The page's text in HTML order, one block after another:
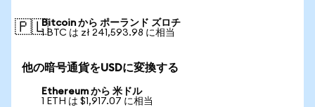
🇵🇱Bitcoin から ポーランド ズロチ
1 BTC は zł 241,593.98 に相当
他の暗号通貨をUSDに変換する
Ethereum から 米ドル
1 ETH は $1,917.07 に相当